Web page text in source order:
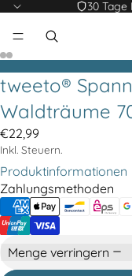
30 Tage
tweeto®
Waldträume
€22,99
Inkl. Steuern.
Produktinformationen
Zahlungsmethoden
Menge verringern